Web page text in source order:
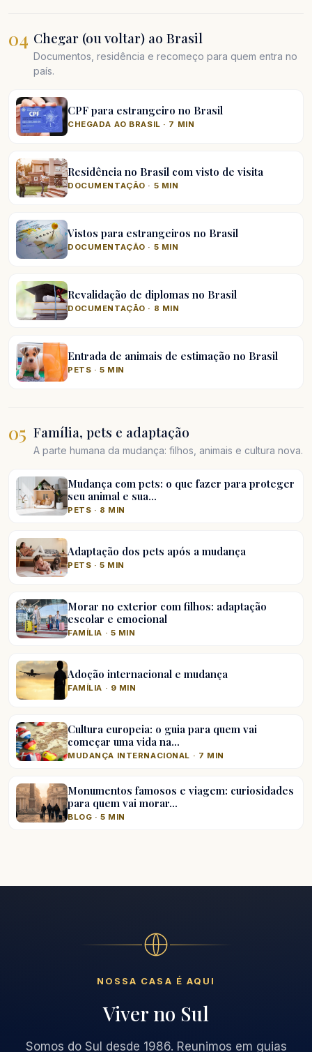
04 Chegar (ou voltar) ao Brasil
Documentos, residência e recomeço para quem entra no
país.
CPF para estrangeiro no Brasil
CHEGADA AO BRASIL · 7 MIN
Residência no Brasil com visto de visita
DOCUMENTAÇÃO · 5 MIN
Vistos para estrangeiros no Brasil
DOCUMENTAÇÃO · 5 MIN
Revalidação de diplomas no Brasil
DOCUMENTAÇÃO · 8 MIN
Entrada de animais de estimação no Brasil
PETS · 5 MIN
05 Família, pets e adaptação
A parte humana da mudança: filhos, animais e cultura nova.
Mudança com pets: o que fazer para proteger
seu animal e sua…
PETS · 8 MIN
Adaptação dos pets após a mudança
PETS · 5 MIN
Morar no exterior com filhos: adaptação
escolar e emocional
FAMÍLIA · 5 MIN
Adoção internacional e mudança
FAMÍLIA · 9 MIN
Cultura europeia: o guia para quem vai
começar uma vida na…
MUDANÇA INTERNACIONAL · 7 MIN
Monumentos famosos e viagem: curiosidades
para quem vai morar…
BLOG · 5 MIN
NOSSA CASA É AQUI
Viver no Sul
Somos do Sul desde 1986. Reunimos em guias